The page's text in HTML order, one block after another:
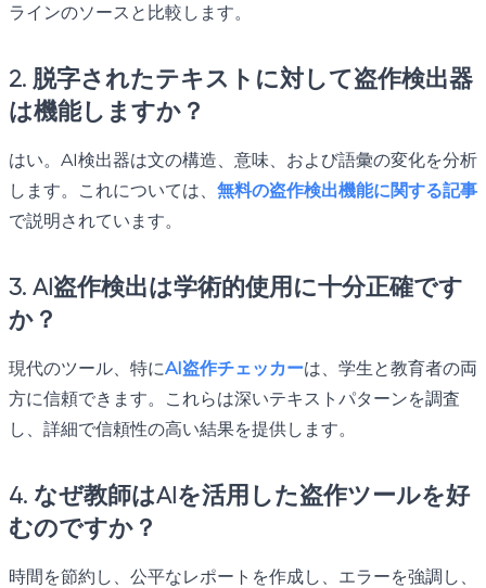
ラインのソースと比較します。
2. 脱字されたテキストに対して盗作検出器
は機能しますか？
はい。AI検出器は文の構造、意味、および語彙の変化を分析
します。これについては、 無料の盗作検出機能に関する記事
で説明されています。
3. AI盗作検出は学術的使用に十分正確です
か？
現代のツール、特にAI盗作チェッカーは、学生と教育者の両
方に信頼できます。これらは深いテキストパターンを調査
し、詳細で信頼性の高い結果を提供します。
4. なぜ教師はAIを活用した盗作ツールを好
むのですか？
時間を節約し、公平なレポートを作成し、エラーを強調し、